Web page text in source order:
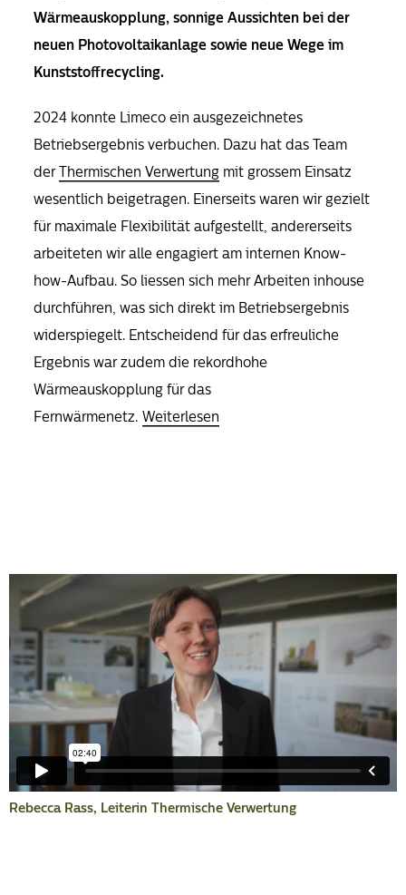
Wärmeauskopplung, sonnige Aussichten bei der
neuen Photovoltaikanlage sowie neue Wege im
Kunststoffrecycling.
2024 konnte Limeco ein ausgezeichnetes
Betriebsergebnis verbuchen. Dazu hat das Team
derThermischen Verwertung mit grossem Einsatz
wesentlich beigetragen. Einerseits waren wir gezielt
für maximale Flexibilität aufgestellt, andererseits
arbeiteten wir alle engagiert am internen Know-
how-Aufbau. So liessen sich mehr Arbeiten inhouse
durchführen, was sich direkt im Betriebsergebnis
widerspiegelt. Entscheidend für das erfreuliche
Ergebnis war zudem die rekordhohe
Wärmeauskopplung für das
Fernwärmenetz. Weiterlesen
Rebecca Rass, Leiterin Thermische Verwertung